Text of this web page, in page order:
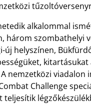
alkalommal
három szombathelyi
új helyszínen,
nemzetközi viadalon
Challenge
teljesítik